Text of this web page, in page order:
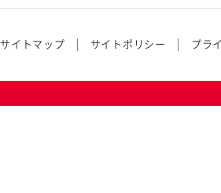
サイトマップ サイトポリシー プラ